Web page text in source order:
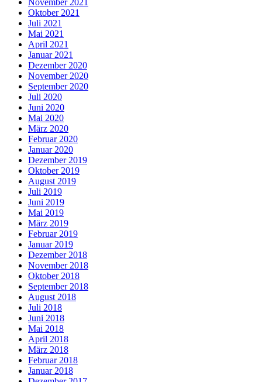
November 2021
Oktober 2021
Juli 2021
Mai 2021
April 2021
Januar 2021
Dezember 2020
November 2020
September 2020
Juli 2020
Juni 2020
Mai 2020
März 2020
Februar 2020
Januar 2020
Dezember 2019
Oktober 2019
August 2019
Juli 2019
Juni 2019
Mai 2019
März 2019
Februar 2019
Januar 2019
Dezember 2018
November 2018
Oktober 2018
September 2018
August 2018
Juli 2018
Juni 2018
Mai 2018
April 2018
März 2018
Februar 2018
Januar 2018